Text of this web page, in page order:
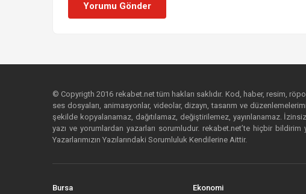
Yorumu Gönder
© Copyrigth 2016 rekabet.net tüm hakları saklıdır. Kod, haber, resim,
ses dosyaları, animasyonlar, videolar, dizayn, tasarım ve
şekilde kopyalanamaz, dağıtılamaz, değiştirilemez, yayınlanamaz.
yazı ve yorumlardan yazarları sorumludur. rekabet.net’te hiçbir
Yazarlarımızın Yazılarındaki Sorumluluk Kendilerine Aittir.
Bursa Ekonomi